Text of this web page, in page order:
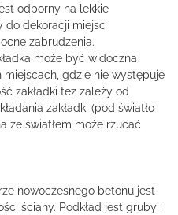
odporny na lekkie
do dekoracji miejsc
zabrudzenia.
może być widoczna
gdzie nie występuje
zakładki tez zależy od
zakładki (pod światło
ze światłem może rzucać
nowoczesnego betonu jest
ściany. Podkład jest gruby i